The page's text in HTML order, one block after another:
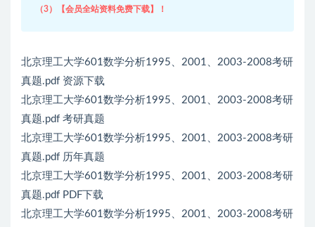
（3）【会员全站资料免费下载】！
北京理工大学601数学分析1995、2001、2003-2008考研
真题.pdf 资源下载
北京理工大学601数学分析1995、2001、2003-2008考研
真题.pdf 考研真题
北京理工大学601数学分析1995、2001、2003-2008考研
真题.pdf 历年真题
北京理工大学601数学分析1995、2001、2003-2008考研
真题.pdf PDF下载
北京理工大学601数学分析1995、2001、2003-2008考研